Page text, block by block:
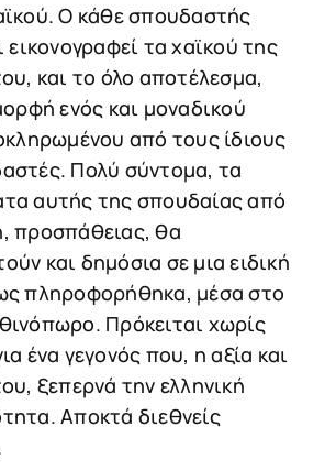
Ο κάθε σπουδαστής
εικονογραφεί τα χαϊκού της
και το όλο αποτέλεσμα,
ενός και μοναδικού
από τους ίδιους
Πολύ σύντομα, τα
αυτής της σπουδαίας από
προσπάθειας, θα
και δημόσια σε μια ειδική
πληροφορήθηκα, μέσα στο
Πρόκειται χωρίς
ένα γεγονός που, η αξία και
ξεπερνά την ελληνική
Αποκτά διεθνείς